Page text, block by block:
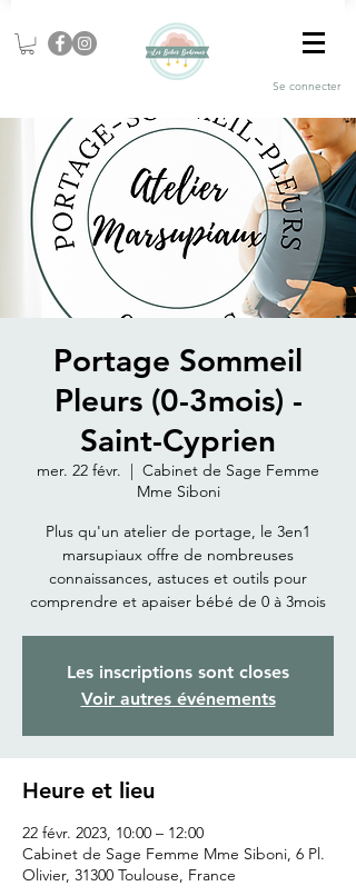
Se connecter
Portage Sommeil
Pleurs (0-3mois) -
Saint-Cyprien
mer. 22 févr.
  |
Cabinet de Sage Femme
Mme Siboni
Plus qu'un atelier de portage, le 3en1
marsupiaux offre de nombreuses
connaissances, astuces et outils pour
comprendre et apaiser bébé de 0 à 3mois
Les inscriptions sont closes
Voir autres événements
Heure et lieu
22 févr. 2023, 10:00 – 12:00
Cabinet de Sage Femme Mme Siboni, 6 Pl.
Olivier, 31300 Toulouse, France